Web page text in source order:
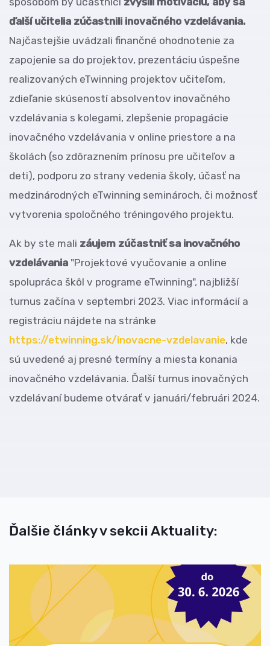
ďalší učitelia zúčastnili inovačného vzdelávania.
Najčastejšie uvádzali finančné ohodnotenie za
zapojenie sa do projektov, prezentáciu úspešne
realizovaných eTwinning projektov učiteľom,
zdieľanie skúseností absolventov inovačného
vzdelávania s kolegami, zlepšenie propagácie
inovačného vzdelávania v online priestore a na
školách (so zdôraznením prínosu pre učiteľov a
deti), podporu zo strany vedenia školy, účasť na
medzinárodných eTwinning seminároch, či možnosť
vytvorenia spoločného tréningového projektu.
Ak by ste mali záujem zúčastniť sa inovačného
vzdelávania "Projektové vyučovanie a online
spolupráca škôl v programe eTwinning", najbližší
turnus začína v septembri 2023. Viac informácií a
registráciu nájdete na stránke
https://etwinning.sk/inovacne-vzdelavanie, kde
sú uvedené aj presné termíny a miesta konania
inovačného vzdelávania. Ďalší turnus inovačných
vzdelávaní budeme otvárať v januári/februári 2024.
Ďalšie články v sekcii Aktuality: